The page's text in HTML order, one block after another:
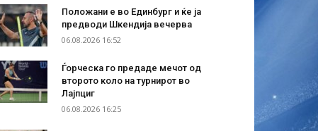
Положани е во Единбург и ќе ја
предводи Шкендија вечерва
06.08.2026 16:52
Ѓорческа го предаде мечот од
второто коло на турнирот во
Лајпциг
06.08.2026 16:25